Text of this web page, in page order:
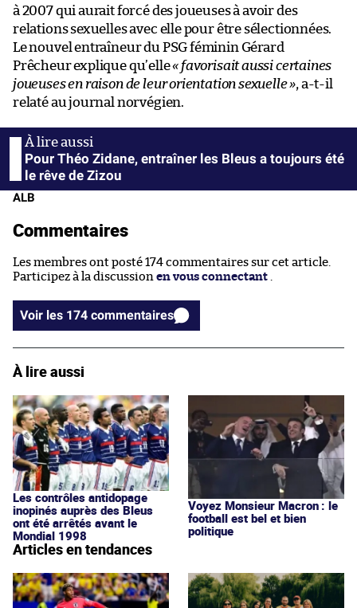
à 2007 qui aurait forcé des joueuses à avoir des
relations sexuelles avec elle pour être sélectionnées.
Le nouvel entraîneur du PSG féminin Gérard
Prêcheur explique qu’elle« favorisait aussi certaines
joueuses en raison de leur orientation sexuelle », a-t-il
relaté au journal norvégien.
Pour Théo Zidane, entraîner les Bleus a toujours été
le rêve de Zizou
ALB
Commentaires
Les membres ont posté 174 commentaires sur cet article.
Participez à la discussion en vous connectant
Voir les 174 commentaires
À lire aussi
Les contrôles antidopage
inopinés auprès des Bleus
ont été arrêtés avant le
Mondial 1998
Voyez Monsieur Macron : le
football est bel et bien
politique
Articles en tendances